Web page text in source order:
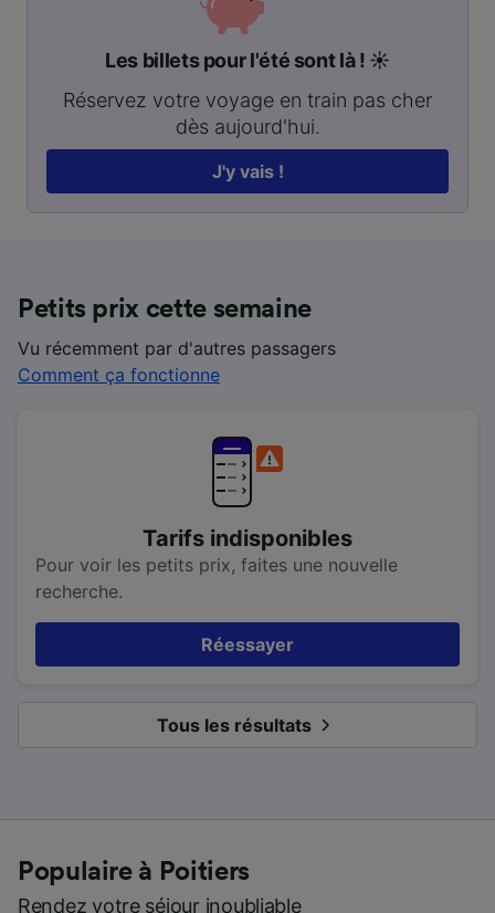
Les billets pour l'été sont là ! ☀️
Réservez votre voyage en train pas cher
dès aujourd'hui.
J'y vais !
Petits prix cette semaine
Vu récemment par d'autres passagers
Comment ça fonctionne
Tarifs indisponibles
Pour voir les petits prix, faites une nouvelle
recherche.
Réessayer
Tous les résultats
Populaire à Poitiers
Rendez votre séjour inoubliable